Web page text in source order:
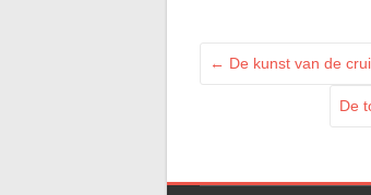
← De kunst van de
De